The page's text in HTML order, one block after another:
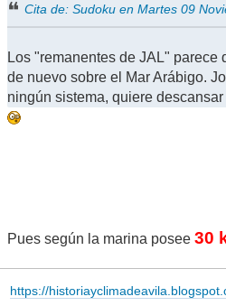
Cita de: Sudoku en Martes 09
Los "remanentes de JAL" parece
de nuevo sobre el Mar Arábigo.
ningún sistema, quiere descansar
Pues según la marina posee 30
https://